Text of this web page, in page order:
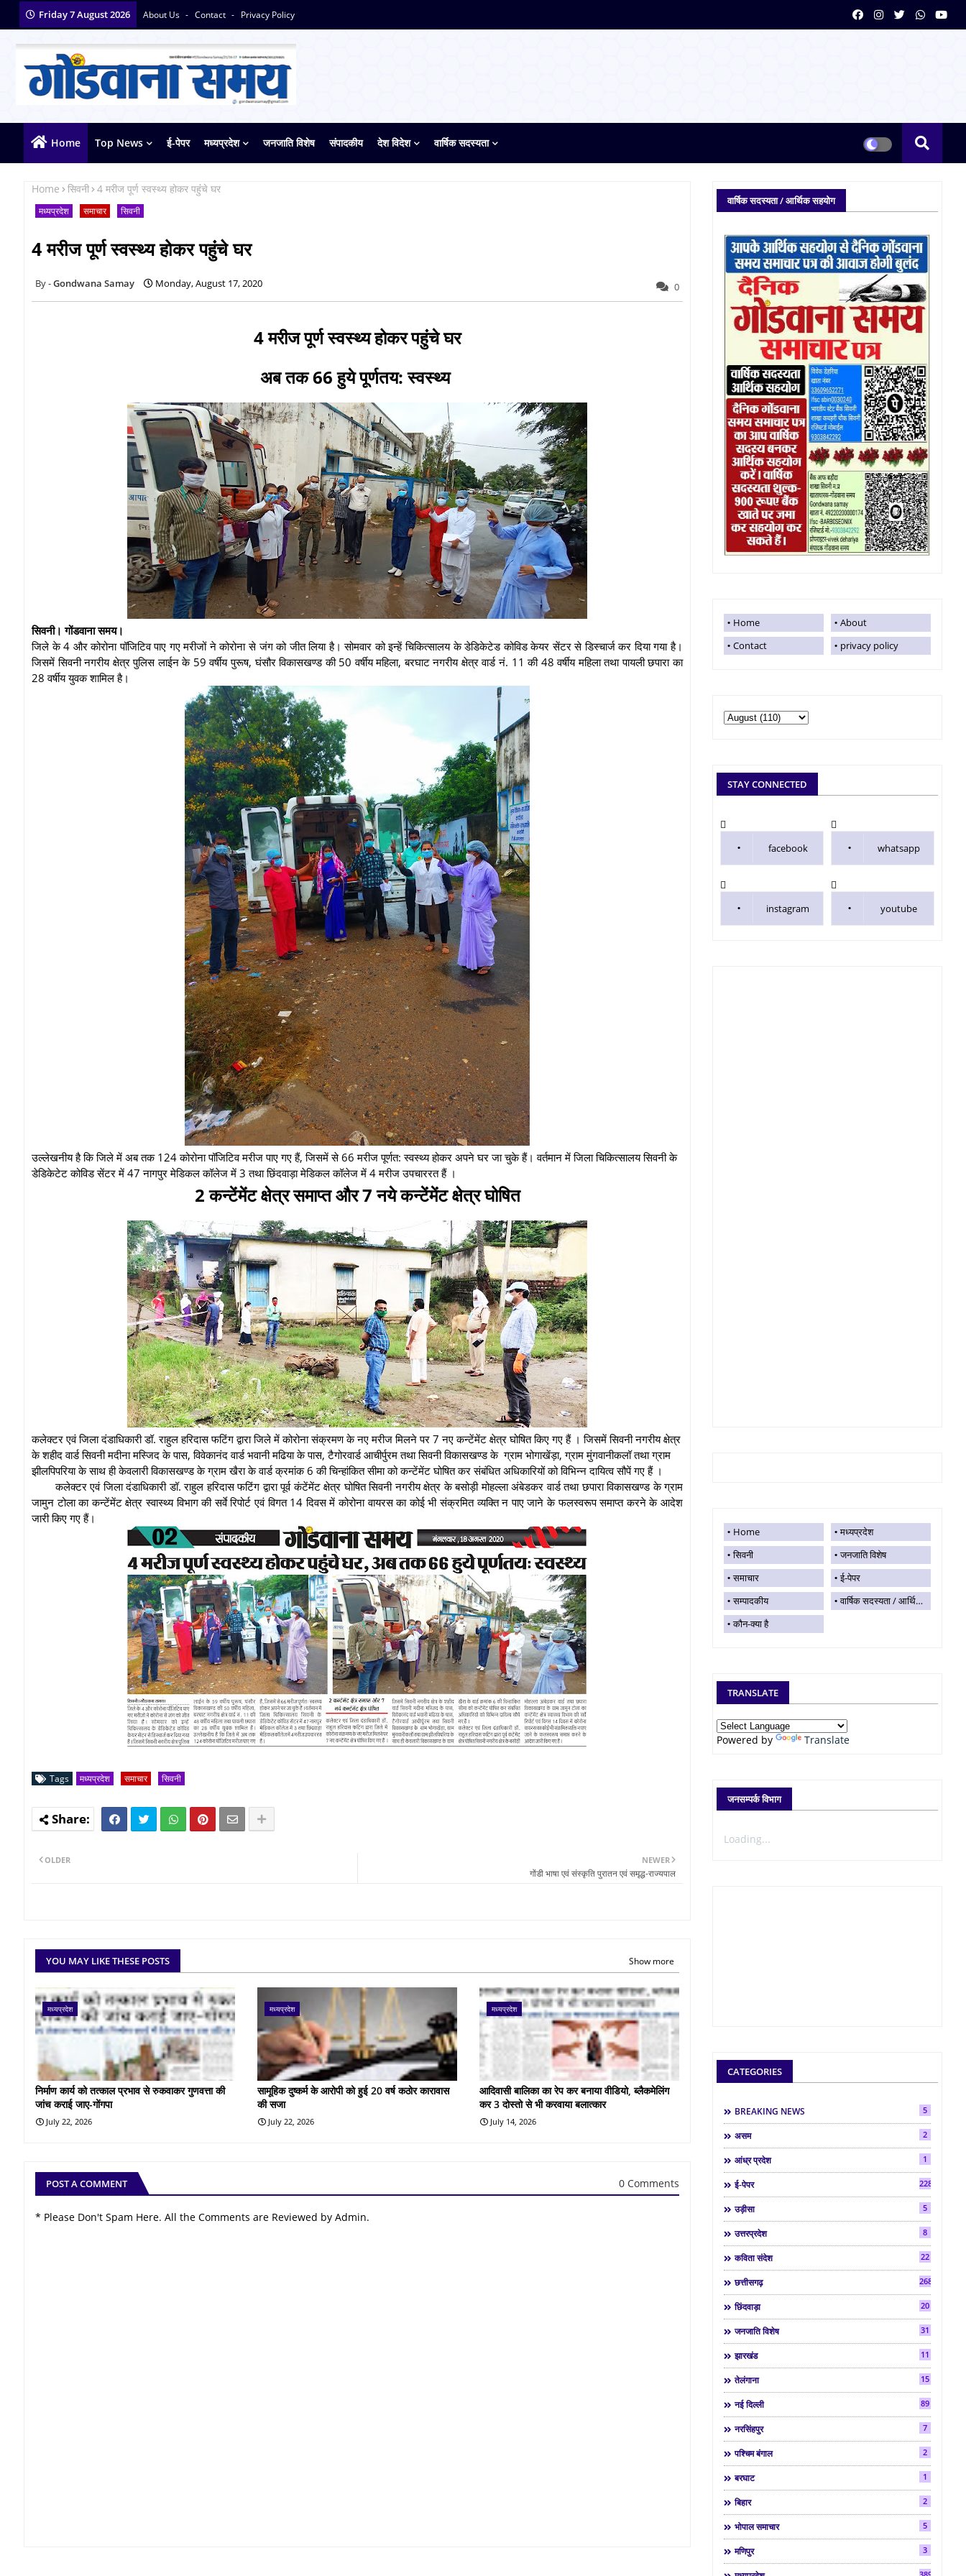
Friday 7 August 2026 About Us Contact Privacy Policy
Home Top News ई-पेपर मध्यप्रदेश जनजाति विशेष संपादकीय देश विदेश वार्षिक सदस्यता
Home सिवनी 4 मरीज पूर्ण स्वस्थ्य होकर पहुंंचे घर
मध्यप्रदेश समाचार सिवनी
4 मरीज पूर्ण स्वस्थ्य होकर पहुंंचे घर
Gondwana Samay Monday, August 17, 2020 0
4 मरीज पूर्ण स्वस्थ्य होकर पहुंंचे घर
अब तक 66 हुये पूर्णतय: स्वस्थ्य
सिवनी। गोंडवाना समय।
जिले के 4 और कोरोना पॉजिटिव पाए गए मरीजों ने कोरोना से जंग को जीत लिया है। सोमवार को इन्हें चिकित्सालय के डेडिकेटेड कोविड केयर सेंटर से डिस्चार्ज कर दिया गया है।
जिसमें सिवनी नगरीय क्षेत्र पुलिस लाईन के 59 वर्षीय पुरूष, घंसौर विकासखण्ड की 50 वर्षीय महिला, बरघाट नगरीय क्षेत्र वार्ड नं. 11 की 48 वर्षीय महिला तथा पायली छपारा का
28 वर्षीय युवक शामिल है।
उल्लेखनीय है कि जिले में अब तक 124 कोरोना पॉजिटिव मरीज पाए गए हैं, जिसमें से 66 मरीज पूर्णत: स्वस्थ्य होकर अपने घर जा चुके हैं। वर्तमान में जिला चिकित्सालय सिवनी के
डेडिकेटेट कोविड सेंटर में 47 नागपुर मेडिकल कॉलेज में 3 तथा छिंदवाड़ा मेडिकल कॉलेज में 4 मरीज उपचाररत हैं ।
2 कन्टेंमेंट क्षेत्र समाप्त और 7 नये कन्टेंमेंट क्षेत्र घोषित
कलेक्टर एवं जिला दंडाधिकारी डॉ. राहुल हरिदास फटिंग द्वारा जिले में कोरोना संक्रमण के नए मरीज मिलने पर 7 नए कन्टेंमेंट क्षेत्र घोषित किए गए हैं । जिसमें सिवनी नगरीय क्षेत्र
के शहीद वार्ड सिवनी मदीना मस्जिद के पास, विवेकानंद वार्ड भवानी मढिया के पास, टैगोरवार्ड आचीर्पुरम तथा सिवनी विकासखण्ड के ग्राम भोगाखेंड़ा, ग्राम मुंगवानीकलॉ तथा ग्राम
झीलपिपरिया के साथ ही केवलारी विकासखण्ड के ग्राम खैरा के वार्ड क्रमांक 6 की चिन्हांकित सीमा को कन्टेंमेंट घोषित कर संबंधित अधिकारियों को विभिन्न दायित्व सौपें गए हैं ।
कलेक्टर एवं जिला दंडाधिकारी डॉ. राहुल हरिदास फटिंग द्वारा पूर्व कंटेंमेंट क्षेत्र घोषित सिवनी नगरीय क्षेत्र के बसोड़ी मोहल्ला अंबेडकर वार्ड तथा छपारा विकासखण्ड के ग्राम
जामुन टोला का कन्टेंमेंट क्षेत्र स्वास्थ्य विभाग की सर्वे रिपोर्ट एवं विगत 14 दिवस में कोरोना वायरस का कोई भी संक्रमित व्यक्ति न पाए जाने के फलस्वरूप समाप्त करने के आदेश
जारी किए गए हैं।
Tags मध्यप्रदेश समाचार सिवनी
NEWER
गोंडी भाषा एवं संस्कृति पुरातन एवं समृद्ध-राज्यपाल
OLDER
YOU MAY LIKE THESE POSTS Show more
मध्यप्रदेश
निर्माण कार्य को तत्काल प्रभाव से रुकवाकर गुणवत्ता की
जांच कराई जाए-गोंगपा
July 22, 2026
मध्यप्रदेश
सामूहिक दुष्कर्म के आरोपी को हुई 20 वर्ष कठोर कारावास
की सजा
July 22, 2026
मध्यप्रदेश
आदिवासी बालिका का रेप कर बनाया वीडियो, ब्लैकमेलिंग
कर 3 दोस्तो से भी करवाया बलात्कार
July 14, 2026
POST A COMMENT 0 Comments
* Please Don't Spam Here. All the Comments are Reviewed by Admin.
वार्षिक सदस्यता / आर्थिक सहयोग
Home
About
Contact
privacy policy
STAY CONNECTED
facebook whatsapp
instagram youtube
Home
मध्यप्रदेश
सिवनी
जनजाति विशेष
समाचार
ई-पेपर
सम्पादकीय
वार्षिक सदस्यता / आर्थिक सहयोग
कौन-क्या है
TRANSLATE
Powered by Translate
जनसम्पर्क विभाग
Loading...
CATEGORIES
BREAKING NEWS 5
असम 2
आंध्र प्रदेश 1
ई-पेपर 2286
उड़ीसा 5
उत्तरप्रदेश 8
कविता संदेश 22
छत्तीसगढ़ 268
छिंदवाड़ा 20
जनजाति विशेष 31
झारखंड 11
तेलंगाना 15
नई दिल्ली 89
नरसिंहपुर 7
पश्चिम बंगाल 2
बरघाट 1
बिहार 2
भोपाल समाचार 5
मणिपुर 3